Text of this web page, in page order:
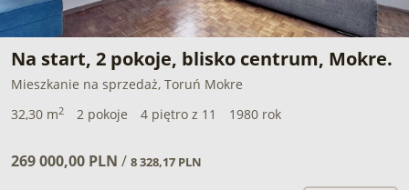
Na start, 2 pokoje, blisko centrum, Mokre.
Mieszkanie na sprzedaż, Toruń Mokre
32,30 m2 2 pokoje 4 piętro z 11 1980 rok
269 000,00 PLN / 8 328,17 PLN